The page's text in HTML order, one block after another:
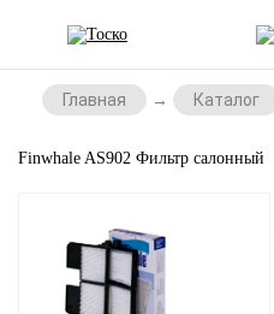
Главная Каталог
Finwhale AS902 Фильтр салонный